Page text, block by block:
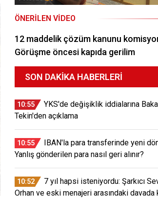
ÖNERILEN VIDEO
12 maddelik çözüm kanunu
Görüşme öncesi kapıda gerilim
SON DAKIKA HABERLERI
10:55
YKS'de değişiklik iddialarına
Tekin'den açıklama
10:55
IBAN'la para transferinde yeni
Yanlış gönderilen para nasıl geri alınır?
10:52
7 yıl hapsi isteniyordu: Şarkıcı
Orhan ve eski menajeri arasındaki davada